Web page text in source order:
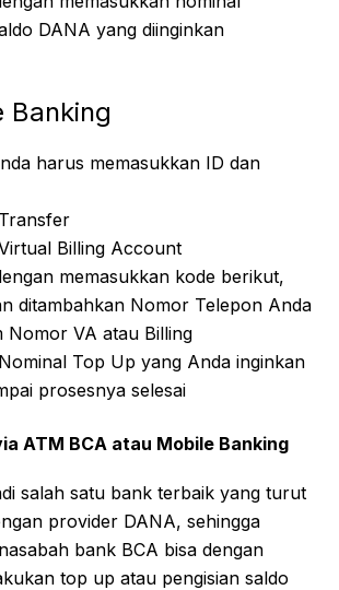
DANA yang diinginkan
Banking
harus memasukkan ID dan
Billing Account
memasukkan kode berikut,
ditambahkan Nomor Telepon Anda
Nomor VA atau Billing
Top Up yang Anda inginkan
prosesnya selesai
ATM BCA atau Mobile Banking
salah satu bank terbaik yang turut
provider DANA, sehingga
bank BCA bisa dengan
top up atau pengisian saldo